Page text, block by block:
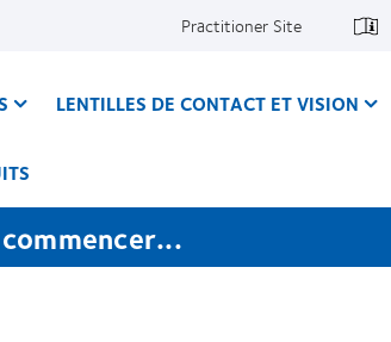
Practitioner Site
LENTILLES DE CONTACT ET VISION